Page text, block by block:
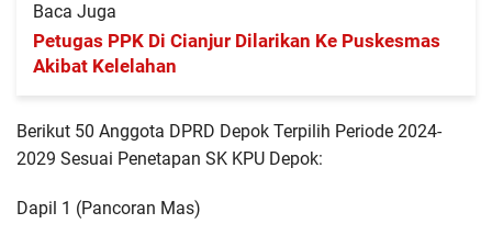
Baca Juga
Petugas PPK Di Cianjur Dilarikan Ke Puskesmas
Akibat Kelelahan
Berikut 50 Anggota DPRD Depok Terpilih Periode 2024-
2029 Sesuai Penetapan SK KPU Depok:
Dapil 1 (Pancoran Mas)